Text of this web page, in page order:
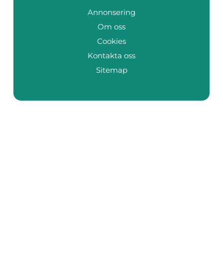
Annonsering
Om oss
Cookies
Kontakta oss
Sitemap